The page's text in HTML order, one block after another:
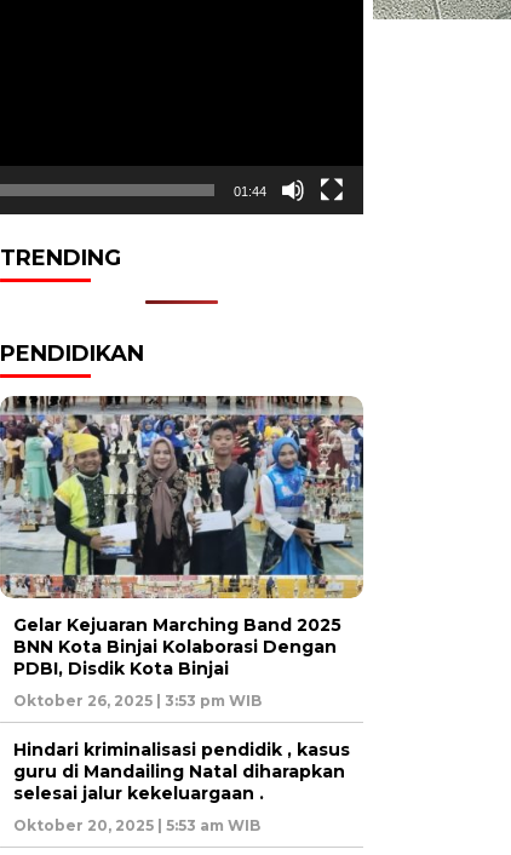
01:44
TRENDING
PENDIDIKAN
Gelar Kejuaran Marching Band 2025
BNN Kota Binjai Kolaborasi Dengan
PDBI, Disdik Kota Binjai
Oktober 26, 2025 | 3:53 pm WIB
Hindari kriminalisasi pendidik , kasus
guru di Mandailing Natal diharapkan
selesai jalur kekeluargaan .
Oktober 20, 2025 | 5:53 am WIB